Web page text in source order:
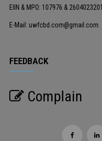
EIIN & MPO: 107976 & 2604023201
E-Mail: uwfcbd.com@gmail.com
FEEDBACK
Complain